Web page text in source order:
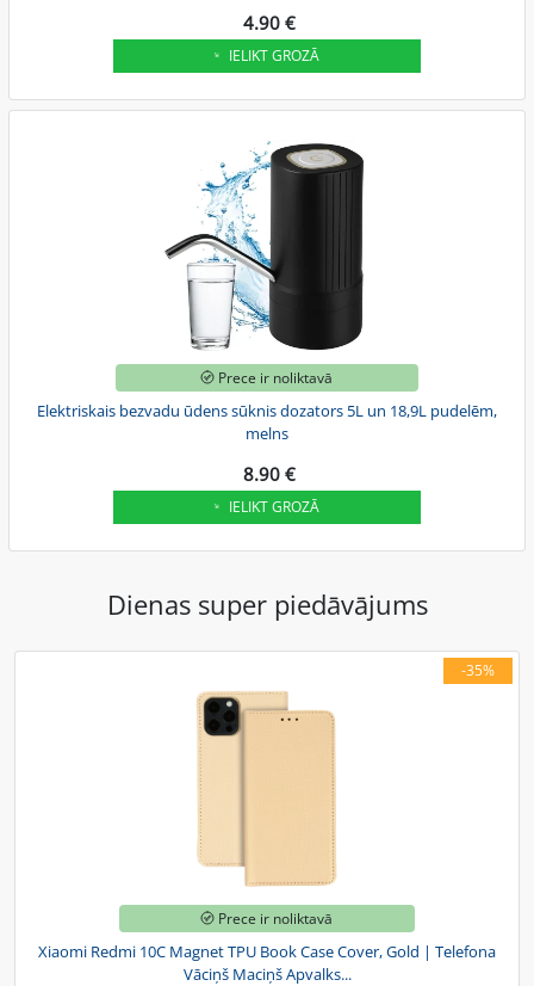
4.90 €
IELIKT GROZĀ
Prece ir noliktavā
Elektriskais bezvadu ūdens sūknis dozators 5L un 18,9L pudelēm,
melns
8.90 €
IELIKT GROZĀ
Dienas super piedāvājums
-35%
Prece ir noliktavā
Xiaomi Redmi 10C Magnet TPU Book Case Cover, Gold | Telefona
Vāciņš Maciņš Apvalks...